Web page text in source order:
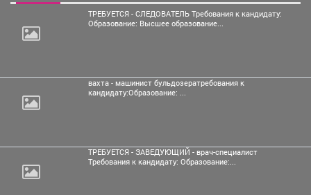
ТРЕБУЕТСЯ - СЛЕДОВАТЕЛЬ Требования к кандидату:
Образование: Высшее образование...
вахта - машинист бульдозератребования к
кандидату:Образование: ...
ТРЕБУЕТСЯ - ЗАВЕДУЮЩИЙ - врач-специалист
Требования к кандидату: Образование:...